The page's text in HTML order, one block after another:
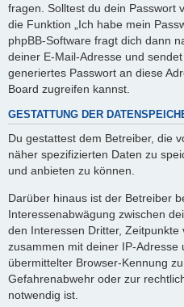
fragen. Solltest du dein Passwort
die Funktion „Ich habe mein
phpBB-Software fragt dich dann
deiner E-Mail-Adresse und
generiertes Passwort an diese
Board zugreifen kannst.
GESTATTUNG DER
Du gestattest dem Betreiber, die
näher spezifizierten Daten zu
und anbieten zu können.
Darüber hinaus ist der Betreiber
Interessenabwägung zwischen
den Interessen Dritter, Zeitpunkte
zusammen mit deiner IP-
übermittelter Browser-Kennung
Gefahrenabwehr oder zur
notwendig ist.